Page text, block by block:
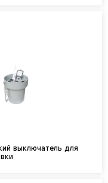
выключатель для